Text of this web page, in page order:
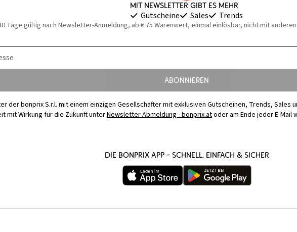
Mit Newsletter gibt es mehr
Gutscheine Sales Trends
Tage gültig nach Newsletter-Anmeldung, ab € 75 Warenwert, einmal einlösbar, nicht mit
Abonnieren
der bonprix S.r.l. mit einem einzigen Gesellschafter mit exklusiven Gutscheinen, Trends, Sales
mit Wirkung für die Zukunft unterNewsletter Abmeldung - bonprix.atoder am Ende jeder E-Mail
Die bonprix App – schnell, einfach & sicher